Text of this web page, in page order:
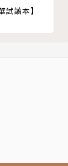
首，卻把青梅
的相思成災，
都能與詞緊密
淡定，「寂寞
柴可夫斯基第
試讀本】